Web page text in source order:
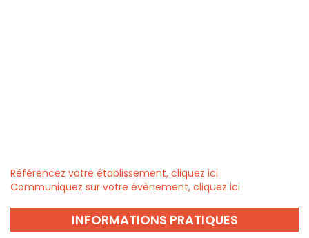
Référencez votre établissement, cliquez ici
Communiquez sur votre évènement, cliquez ici
INFORMATIONS PRATIQUES